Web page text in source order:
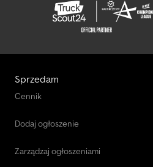
Sprzedam
Cennik
Dodaj ogłoszenie
Zarządzaj ogłoszeniami